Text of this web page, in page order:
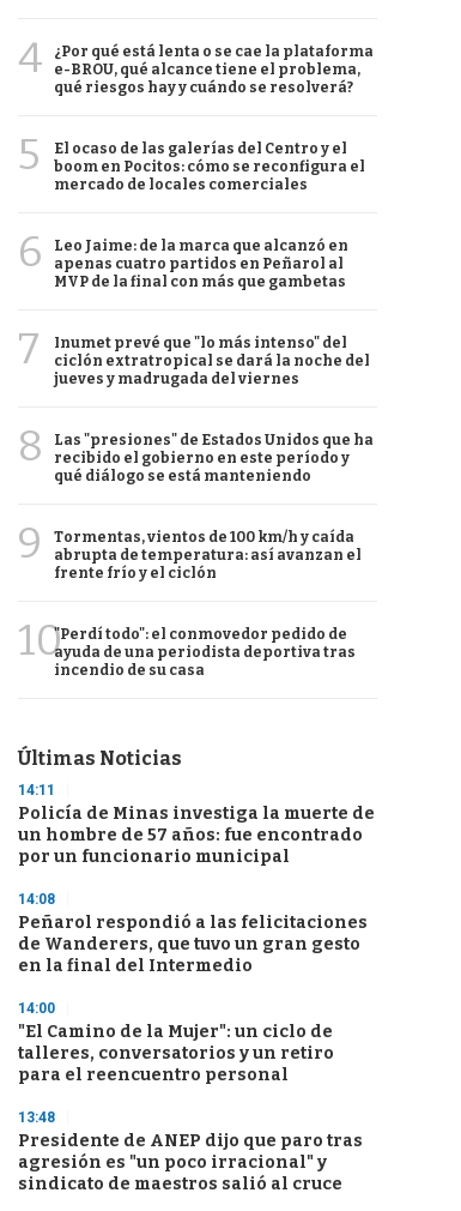
4
¿Por qué está lenta o se cae la plataforma
e-BROU, qué alcance tiene el problema,
qué riesgos hay y cuándo se resolverá?
5
El ocaso de las galerías del Centro y el
boom en Pocitos: cómo se reconfigura el
mercado de locales comerciales
6
Leo Jaime: de la marca que alcanzó en
apenas cuatro partidos en Peñarol al
MVP de la final con más que gambetas
7
Inumet prevé que "lo más intenso" del
ciclón extratropical se dará la noche del
jueves y madrugada del viernes
8
Las "presiones" de Estados Unidos que ha
recibido el gobierno en este período y
qué diálogo se está manteniendo
9
Tormentas, vientos de 100 km/h y caída
abrupta de temperatura: así avanzan el
frente frío y el ciclón
10"Perdí todo": el conmovedor pedido de
ayuda de una periodista deportiva tras
incendio de su casa
Últimas Noticias
14:11
Policía de Minas investiga la muerte de
un hombre de 57 años: fue encontrado
por un funcionario municipal
14:08
Peñarol respondió a las felicitaciones
de Wanderers, que tuvo un gran gesto
en la final del Intermedio
14:00
"El Camino de la Mujer": un ciclo de
talleres, conversatorios y un retiro
para el reencuentro personal
13:48
Presidente de ANEP dijo que paro tras
agresión es "un poco irracional" y
sindicato de maestros salió al cruce